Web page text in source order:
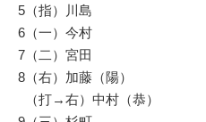
5（指）川島
6（一）今村
7（二）宮田
8（右）加藤（陽）
（打→右）中村（恭）